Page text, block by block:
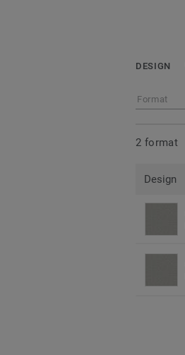
DESIGN
Format
2 format
Design